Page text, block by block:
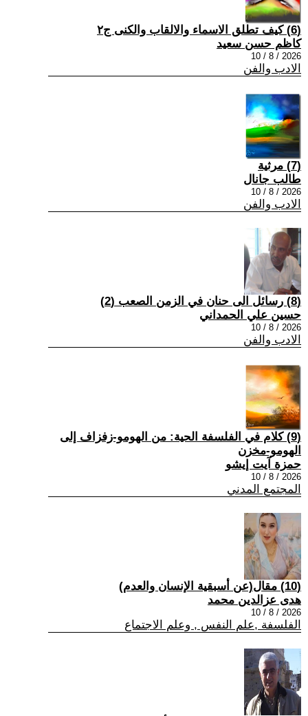
(6) كيف تطلق الاسماء والالقاب والكنى ج٢
كاظم حسن سعيد
2026 / 8 / 10
الادب والفن
(7) مرثية
طالب جانال
2026 / 8 / 10
الادب والفن
(8) رسائل الى حنان في الزمن الصعب (2)
حسين علي الحمداني
2026 / 8 / 10
الادب والفن
(9) كلام في الفلسفة الحية: من الهومو-زفزاف إلى
الهومو-مخزن
حمزة آيت إيشو
2026 / 8 / 10
المجتمع المدني
(10) مقال(عن أسبقية الإنسان والعدم)
هدى عزالدين محمد
2026 / 8 / 10
الفلسفة ,علم النفس , وعلم الاجتماع